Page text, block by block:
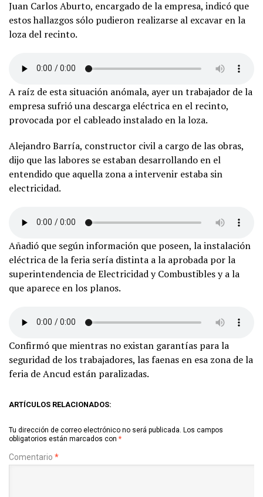
Juan Carlos Aburto, encargado de la empresa, indicó que
estos hallazgos sólo pudieron realizarse al excavar en la
loza del recinto.
A raíz de esta situación anómala, ayer un trabajador de la
empresa sufrió una descarga eléctrica en el recinto,
provocada por el cableado instalado en la loza.
Alejandro Barría, constructor civil a cargo de las obras,
dijo que las labores se estaban desarrollando en el
entendido que aquella zona a intervenir estaba sin
electricidad.
Añadió que según información que poseen, la instalación
eléctrica de la feria sería distinta a la aprobada por la
superintendencia de Electricidad y Combustibles y a la
que aparece en los planos.
Confirmó que mientras no existan garantías para la
seguridad de los trabajadores, las faenas en esa zona de la
feria de Ancud están paralizadas.
ARTÍCULOS RELACIONADOS:
Tu dirección de correo electrónico no será publicada. Los campos
obligatorios están marcados con *
Comentario *